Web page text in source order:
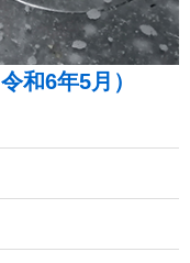
和6年5月）